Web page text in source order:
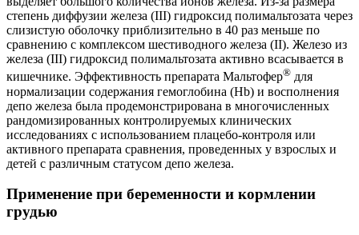
степень диффузии железа (III) гидроксид полимальтозата через
слизистую оболочку приблизительно в 40 раз меньше по
сравнению с комплексом шестиводного железа (II). Железо из
железа (III) гидроксид полимальтозата активно всасывается в
кишечнике. Эффективность препарата Мальтофер® для
нормализации содержания гемоглобина (Hb) и восполнения
депо железа была продемонстрирована в многочисленных
рандомизированных контролируемых клинических
исследованиях с использованием плацебо-контроля или
активного препарата сравнения, проведенных у взрослых и
детей с различным статусом депо железа.
Применение при беременности и кормлении
грудью